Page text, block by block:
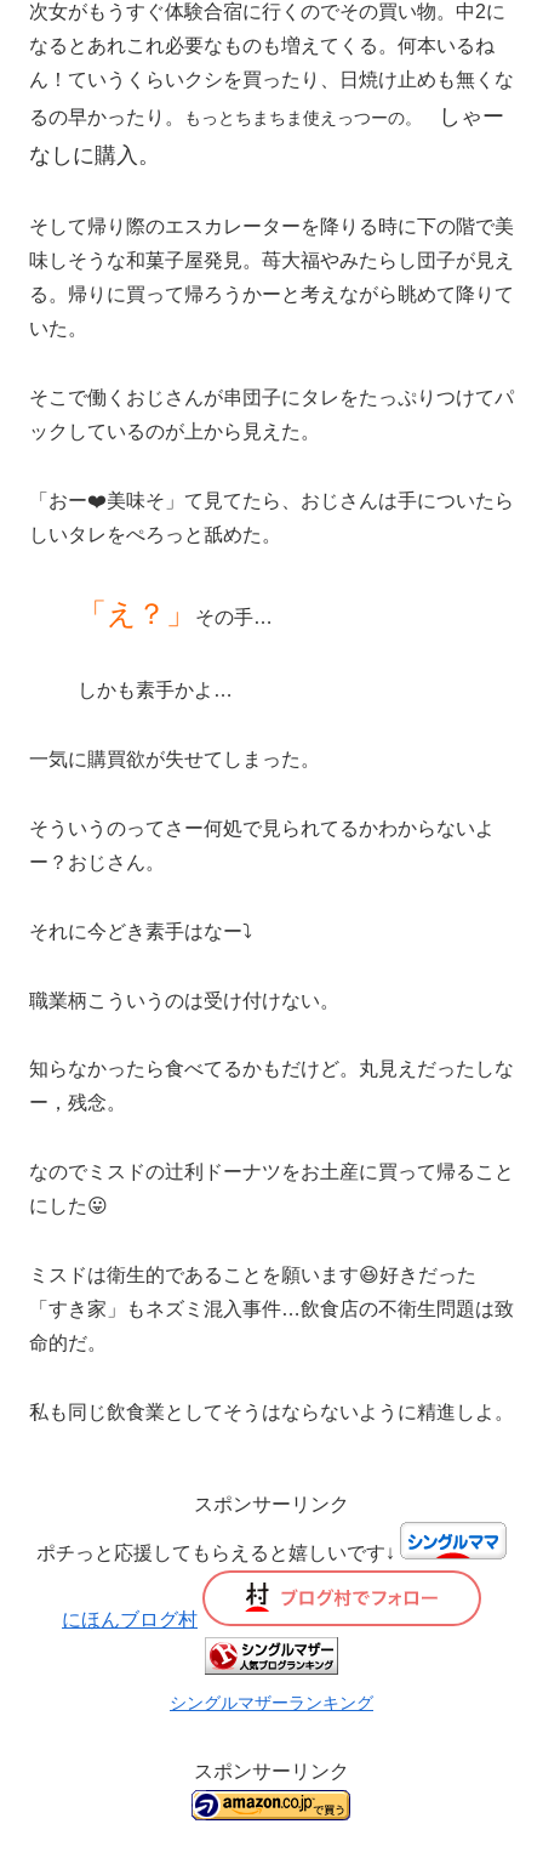
次女がもうすぐ体験合宿に行くのでその買い物。中2に
なるとあれこれ必要なものも増えてくる。何本いるね
ん！ていうくらいクシを買ったり、日焼け止めも無くな
るの早かったり。
もっとちまちま使えっつーの。
しゃー
なしに購入。
そして帰り際のエスカレーターを降りる時に下の階で美
味しそうな和菓子屋発見。苺大福やみたらし団子が見え
る。帰りに買って帰ろうかーと考えながら眺めて降りて
いた。
そこで働くおじさんが串団子にタレをたっぷりつけてパ
ックしているのが上から見えた。
「おー❤️美味そ」て見てたら、おじさんは手についたら
しいタレをぺろっと舐めた。
「え？」 その手…
しかも素手かよ…
一気に購買欲が失せてしまった。
そういうのってさー何処で見られてるかわからないよ
ー？おじさん。
それに今どき素手はなー⤵️
職業柄こういうのは受け付けない。
知らなかったら食べてるかもだけど。丸見えだったしな
ー，残念。
なのでミスドの辻利ドーナツをお土産に買って帰ること
にした😛
ミスドは衛生的であることを願います😆好きだった
「すき家」もネズミ混入事件…飲食店の不衛生問題は致
命的だ。
私も同じ飲食業としてそうはならないように精進しよ。
スポンサーリンク
ポチっと応援してもらえると嬉しいです↓
にほんブログ村
シングルマザーランキング
スポンサーリンク